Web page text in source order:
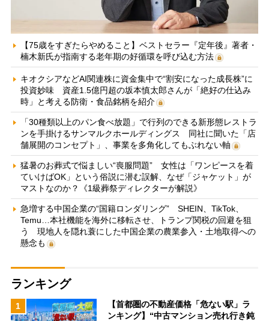
【75歳をすぎたらやめること】ベストセラー『定年後』著者・
楠木新氏が指南する老年期の好循環を呼び込む方法
キオクシアなどAI関連株に資金集中で“割安になった成長株”に
投資妙味 資産1.5億円超の坂本慎太郎さんが「絶好の仕込み
時」と考える防衛・食品銘柄を紹介
「30種類以上のパン食べ放題」で行列のできる新形態レストラ
ンを手掛けるサンマルクホールディングス 同社に聞いた「店
舗展開のコンセプト」、事業を多角化してもぶれない軸
猛暑のお葬式で悩ましい“喪服問題” 女性は「ワンピースを着
ていけばOK」という俗説に潜む誤解、なぜ「ジャケット」が
マストなのか？《1級葬祭ディレクターが解説》
急増する中国企業の“国籍ロンダリング” SHEIN、TikTok、
Temu…本社機能を海外に移転させ、トランプ関税の回避を狙
う 現地人を隠れ蓑にした中国企業の農業参入・土地取得への
懸念も
ランキング
1
【首都圏の不動産価格「危ない駅」ラ
ンキング】“中古マンション売れ行き鈍